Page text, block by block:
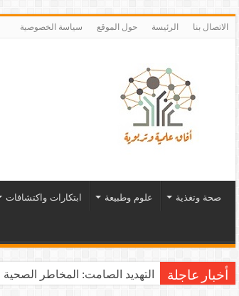
الاتصال بنا الرئيسة حول الموقع سياسة الخصوصية
صحة وتغذية علوم وطبيعة ابتكارات واكتشافات
أخبار عاجلة التهديد الصامت: المخاطر الصحية